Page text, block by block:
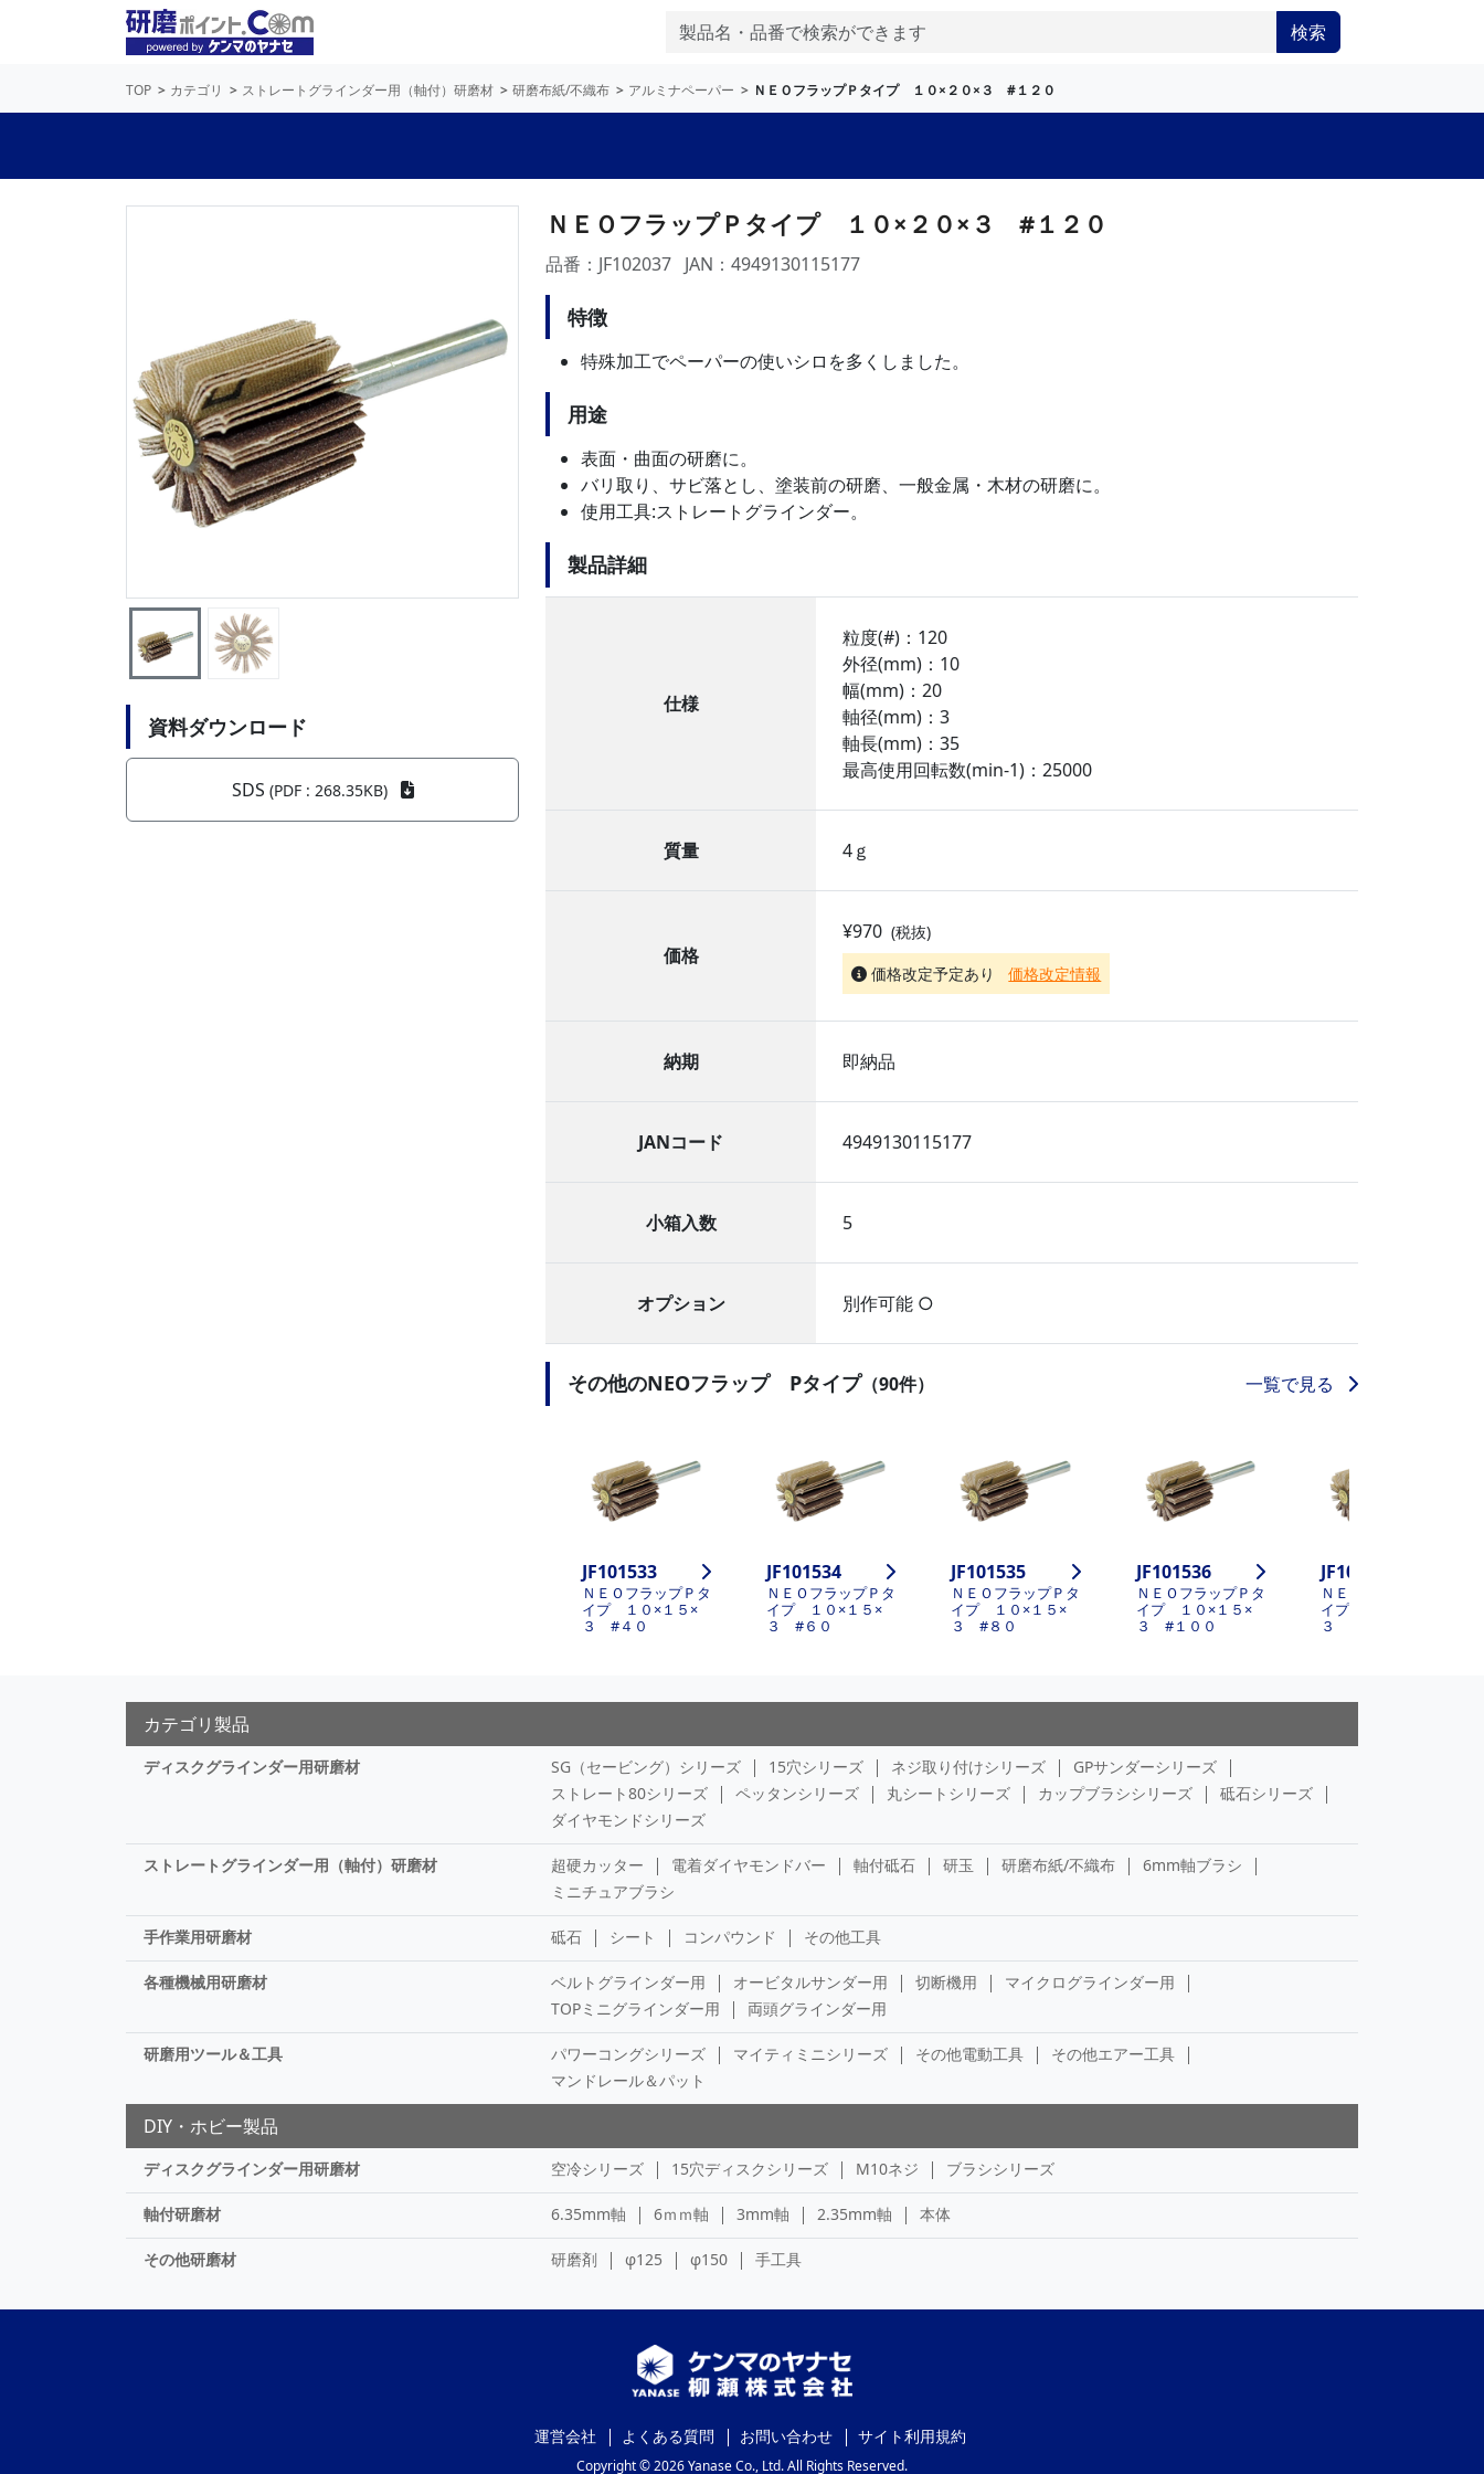
検索
TOP カテゴリ ストレートグラインダー用（軸付）研磨材 研磨布紙/不織布 アルミナペーパー ＮＥＯフラップＰタイプ １０×２０×３ #１２０
資料ダウンロード
SDS (PDF : 268.35KB)
ＮＥＯフラップＰタイプ １０×２０×３ #１２０
品番：JF102037 JAN：4949130115177
特徴
特殊加工でペーパーの使いシロを多くしました。
用途
表面・曲面の研磨に。
バリ取り、サビ落とし、塗装前の研磨、一般金属・木材の研磨に。
使用工具:ストレートグラインダー。
製品詳細
仕様
粒度(#)：120
外径(mm)：10
幅(mm)：20
軸径(mm)：3
軸長(mm)：35
最高使用回転数(min-1)：25000
質量 4ｇ
価格
¥970 (税抜)
価格改定予定あり
価格改定情報
納期 即納品
JANコード 4949130115177
小箱入数 5
オプション 別作可能 ○
その他のNEOフラップ Pタイプ（90件） 一覧で見る
JF101533
ＮＥＯフラップＰタ
イプ １０×１５×
３ #４０
JF101534
ＮＥＯフラップＰタ
イプ １０×１５×
３ #６０
JF101535
ＮＥＯフラップＰタ
イプ １０×１５×
３ #８０
JF101536
ＮＥＯフラップＰタ
イプ １０×１５×
３ #１００
JF101537
ＮＥＯフラップＰタ
イプ １０×１５×
３ #１２０
カテゴリ製品
ディスクグラインダー用研磨材 SG（セービング）シリーズ 15穴シリーズ ネジ取り付けシリーズ
GPサンダーシリーズ
ストレート80シリーズ
ペッタンシリーズ 丸シートシリーズ カップブラシシリーズ
砥石シリーズ
ダイヤモンドシリーズ
ストレートグラインダー用（軸付）研磨材 超硬カッター 電着ダイヤモンドバー 軸付砥石 研玉 研磨布紙/不織布
6mm軸ブラシ
ミニチュアブラシ
手作業用研磨材 砥石 シート コンパウンド その他工具
各種機械用研磨材 ベルトグラインダー用 オービタルサンダー用 切断機用
マイクログラインダー用
TOPミニグラインダー用
両頭グラインダー用
研磨用ツール＆工具 パワーコングシリーズ マイティミニシリーズ その他電動工具
その他エアー工具
マンドレール＆パット
DIY・ホビー製品
ディスクグラインダー用研磨材 空冷シリーズ 15穴ディスクシリーズ M10ネジ ブラシシリーズ
軸付研磨材 6.35mm軸 6ｍｍ軸 3mm軸 2.35mm軸 本体
その他研磨材 研磨剤 φ125 φ150 手工具
運営会社 よくある質問 お問い合わせ サイト利用規約
Copyright © 2026 Yanase Co., Ltd. All Rights Reserved.